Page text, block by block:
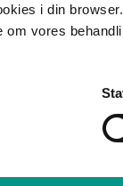
i din
vores
Tilmeld